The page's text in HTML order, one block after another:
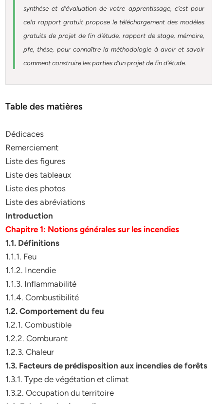
synthèse et d’évaluation de votre apprentissage, c’est pour
cela rapport gratuit propose le téléchargement des modèles
gratuits de projet de fin d’étude, rapport de stage, mémoire,
pfe, thèse, pour connaître la méthodologie à avoir et savoir
comment construire les parties d’un projet de fin d’étude
Table des matières
Dédicaces
Remerciement
Liste des figures
Liste des tableaux
Liste des photos
Liste des abréviations
Introduction
Chapitre 1: Notions générales sur les incendies
1.1. Définitions
1.1.1. Feu
1.1.2. Incendie
1.1.3. Inflammabilité
1.1.4. Combustibilité
1.2. Comportement du feu
1.2.1. Combustible
1.2.2. Comburant
1.2.3. Chaleur
1.3. Facteurs de prédisposition aux incendies de forêts
1.3.1. Type de végétation et climat
1.3.2. Occupation du territoire